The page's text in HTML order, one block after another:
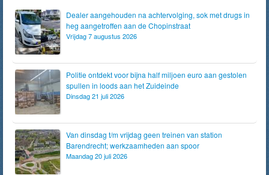
Dealer aangehouden na achtervolging, sok met drugs in
heg aangetroffen aan de Chopinstraat
Vrijdag 7 augustus 2026
Politie ontdekt voor bijna half miljoen euro aan gestolen
spullen in loods aan het Zuideinde
Dinsdag 21 juli 2026
Van dinsdag t/m vrijdag geen treinen van station
Barendrecht; werkzaamheden aan spoor
Maandag 20 juli 2026